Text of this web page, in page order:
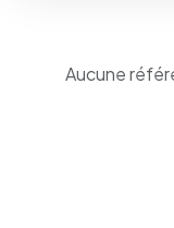
Aucune